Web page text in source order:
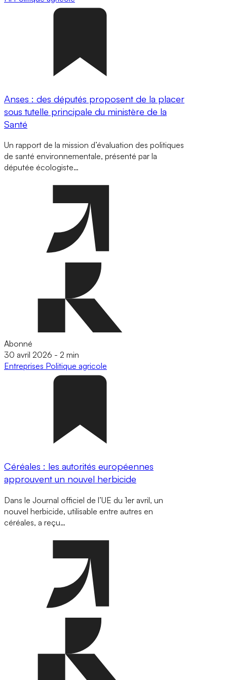
Anses : des députés proposent de la placer
sous tutelle principale du ministère de la
Santé
Un rapport de la mission d’évaluation des politiques
de santé environnementale, présenté par la
députée écologiste…
Abonné
30 avril 2026 - 2 min
Entreprises Politique agricole
Céréales : les autorités européennes
approuvent un nouvel herbicide
Dans le Journal officiel de l’UE du 1er avril, un
nouvel herbicide, utilisable entre autres en
céréales, a reçu…